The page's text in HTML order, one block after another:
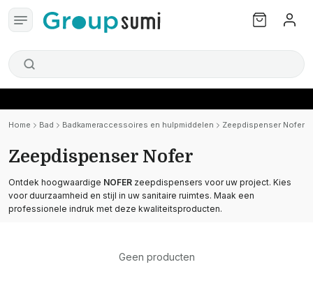
Home Bad Badkameraccessoires en hulpmiddelen Zeepdispenser Nofer
Zeepdispenser Nofer
Ontdek hoogwaardige NOFER zeepdispensers voor uw project. Kies
voor duurzaamheid en stijl in uw sanitaire ruimtes. Maak een
professionele indruk met deze kwaliteitsproducten.
Geen producten